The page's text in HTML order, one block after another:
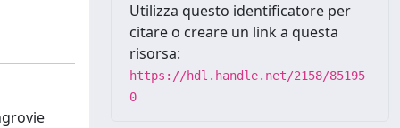
Utilizza questo identificatore per
citare o creare un link a questa
risorsa:
https://hdl.handle.net/2158/85195
0